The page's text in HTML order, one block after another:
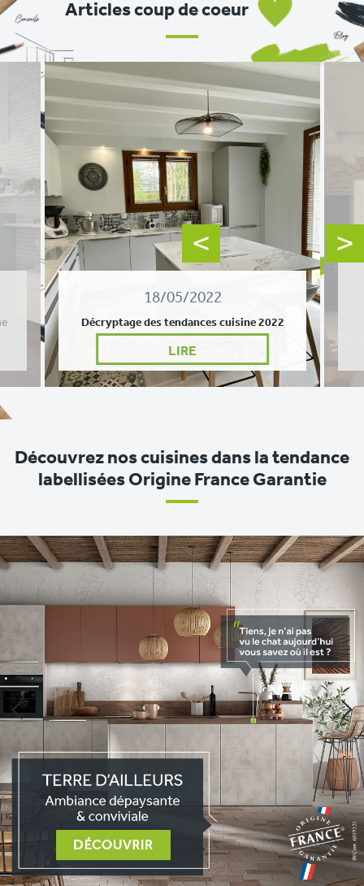
Articles coup de coeur
18/05/2022
Décryptage des tendances cuisine 2022
LIRE
Découvrez nos cuisines dans la tendance
labellisées Origine France Garantie